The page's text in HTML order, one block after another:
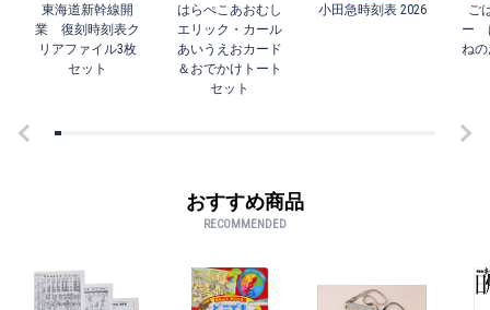
東海道新幹線開
業 復刻時刻表ク
リアファイル3枚
セット
はらぺこあおむし
エリック・カール
あいうえおカード
＆おでかけトート
セット
小田急時刻表 2026
ご
ー
ね
おすすめ商品
RECOMMENDED